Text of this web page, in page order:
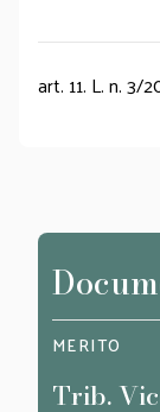
art. 11. L. n. 3/
MERITO
Trib.